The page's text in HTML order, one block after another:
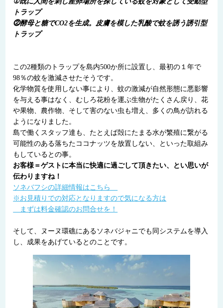
トラップ
⓶酵母と糖でCO2を生成。皮膚を模した乳酸で蚊を誘う誘引型
トラップ
この2種類のトラップを島内500か所に設置し、最初の１年で
98％の蚊を激減させたそうです。
化学物質を使用しない事により、蚊の激減が自然形態に悪影響
を与える事はなく、むしろ花粉を運ぶ生物がたくさん戻り、花
や果物、農作物、そして害のない虫も増え、多くの鳥が訪れる
ようになりました。
島で働くスタッフ達も、たとえば殻にたまる水が繁殖に繋がる
可能性のある落ちたココナッツを放置しない、といった取組み
もしているとの事。
お客様＝ゲストに本当に快適に過ごして頂きたい、とい思いが
伝わりますね！
ソネバフシの詳細情報はこちら
※お見積りでの対応となりますので気になる方は
まずは料金確認のお問合せを！
そして、ヌーヌ環礁にあるソネバジャニでも同システムを導入
し、成果をあげているとのことです。